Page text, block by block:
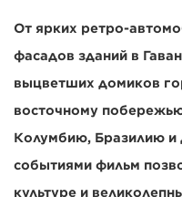
От ярких ретро-
фасадов зданий в
выцветших домиков
восточному
Колумбию, Бразилию и
событиями фильм
культуре и